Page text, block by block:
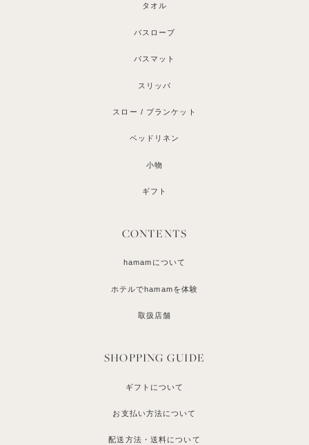
タオル
バスローブ
バスマット
スリッパ
スロー / ブランケット
ベッドリネン
小物
ギフト
CONTENTS
hamamについて
ホテルでhamamを体験
取扱店舗
SHOPPING GUIDE
ギフトについて
お支払い方法について
配送方法・送料について